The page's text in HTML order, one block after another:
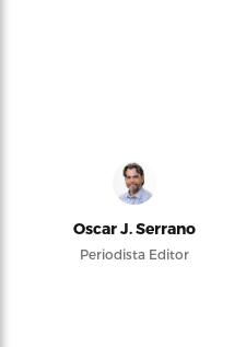
Oscar J. Serrano
Periodista Editor